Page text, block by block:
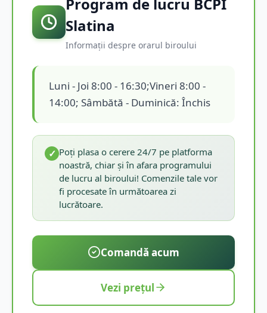
Slatina
Informații despre orarul biroului
Luni - Joi 8:00 - 16:30;Vineri 8:00 -
14:00; Sâmbătă - Duminică: Închis
✓ Poți plasa o cerere 24/7 pe platforma
noastră, chiar și în afara programului
de lucru al biroului! Comenzile tale vor
fi procesate în următoarea zi
lucrătoare.
Comandă acum
Vezi prețul